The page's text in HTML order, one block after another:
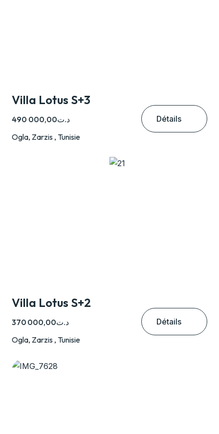
Villa Lotus S+3
د.ت490 000,00
Ogla, Zarzis , Tunisie
Détails
Villa Lotus S+2
د.ت370 000,00
Ogla, Zarzis , Tunisie
Détails